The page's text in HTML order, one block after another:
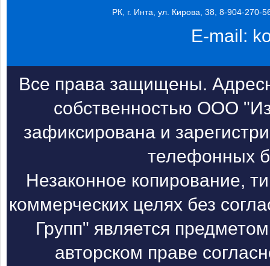
РК, г. Инта, ул. Кирова, 38, 8-904-270-
E-mail:
Все права защищены.
собственностью ООО
зафиксирована и
телефонных
Незаконное копирование,
коммерческих целях без
Групп" является
авторском праве